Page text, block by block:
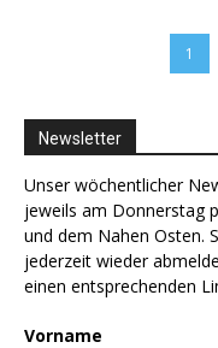
1
Newsletter
Unser wöchentlicher
jeweils am Donnerstag
und dem Nahen Osten.
jederzeit wieder
einen entsprechenden
Vorname